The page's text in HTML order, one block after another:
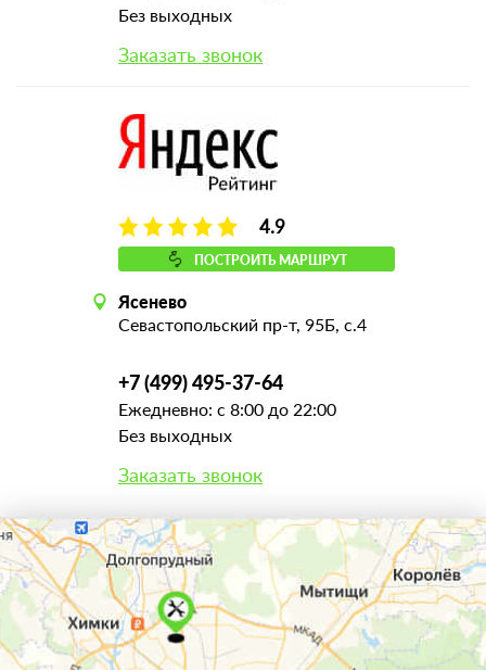
Без выходных
Заказать звонок
4.9
ПОСТРОИТЬ МАРШРУТ
Ясенево
Севастопольский пр-т, 95Б, с.4
+7 (499) 495-37-64
Ежедневно: с 8:00 до 22:00
Без выходных
Заказать звонок